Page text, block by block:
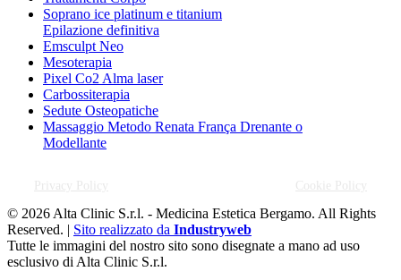
Soprano ice platinum e titanium
Epilazione definitiva
Emsculpt Neo
Mesoterapia
Pixel Co2 Alma laser
Carbossiterapia
Sedute Osteopatiche
Massaggio Metodo Renata França Drenante o
Modellante
Privacy Policy Cookie Policy
© 2026 Alta Clinic S.r.l. - Medicina Estetica Bergamo. All Rights
Reserved. | Sito realizzato da Industryweb
Tutte le immagini del nostro sito sono disegnate a mano ad uso
esclusivo di Alta Clinic S.r.l.